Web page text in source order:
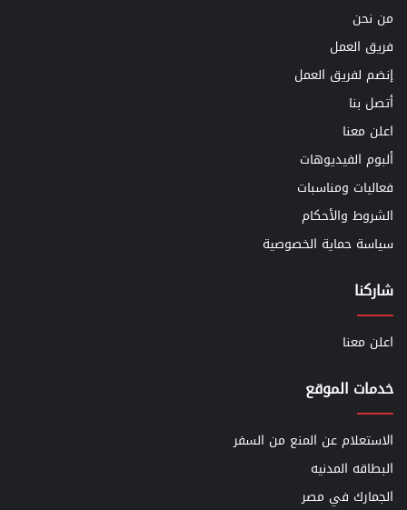
من نحن
فريق العمل
إنضم لفريق العمل
أتصل بنا
اعلن معنا
ألبوم الفيديوهات
فعاليات ومناسبات
الشروط والأحكام
سياسة حماية الخصوصية
شاركنا
اعلن معنا
خدمات الموقع
الاستعلام عن المنع من السفر
البطاقه المدنيه
الجمارك في مصر